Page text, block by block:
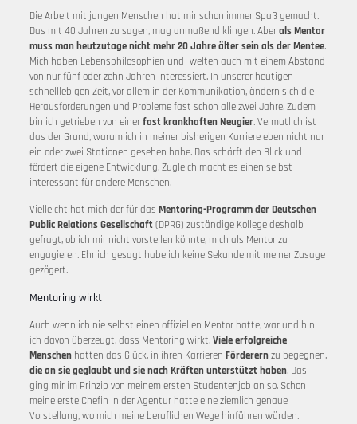
Die Arbeit mit jungen Menschen hat mir schon immer Spaß gemacht.
Das mit 40 Jahren zu sagen, mag anmaßend klingen. Aberals Mentor
muss man heutzutage nicht mehr 20 Jahre älter sein als der Mentee.
Mich haben Lebensphilosophien und -welten auch mit einem Abstand
von nur fünf oder zehn Jahren interessiert. In unserer heutigen
schnelllebigen Zeit, vor allem in der Kommunikation, ändern sich die
Herausforderungen und Probleme fast schon alle zwei Jahre. Zudem
bin ich getrieben von einerfast krankhaften Neugier. Vermutlich ist
das der Grund, warum ich in meiner bisherigen Karriere eben nicht nur
ein oder zwei Stationen gesehen habe. Das schärft den Blick und
fördert die eigene Entwicklung. Zugleich macht es einen selbst
interessant für andere Menschen.
Vielleicht hat mich der für das Mentoring-Programm der Deutschen
Public Relations Gesellschaft(DPRG) zuständige Kollege deshalb
gefragt, ob ich mir nicht vorstellen könnte, mich als Mentor zu
engagieren. Ehrlich gesagt habe ich keine Sekunde mit meiner Zusage
gezögert.
Mentoring wirkt
Auch wenn ich nie selbst einen offiziellen Mentor hatte, war und bin
ich davon überzeugt, dass Mentoring wirkt.Viele erfolgreiche
Menschenhatten das Glück, in ihren Karrieren Förderernzu begegnen,
die an sie geglaubt und sie nach Kräften unterstützt haben. Das
ging mir im Prinzip von meinem ersten Studentenjob an so. Schon
meine erste Chefin in der Agentur hatte eine ziemlich genaue
Vorstellung, wo mich meine beruflichen Wege hinführen würden.